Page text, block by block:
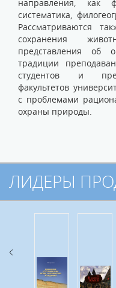
направления, как
систематика,
Рассматриваются
сохранения
представления об
традиции
студентов и
факультетов
с проблемами
охраны природы.
ЛИДЕРЫ